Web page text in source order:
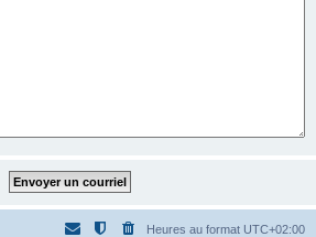
Heures au format UTC+02:00